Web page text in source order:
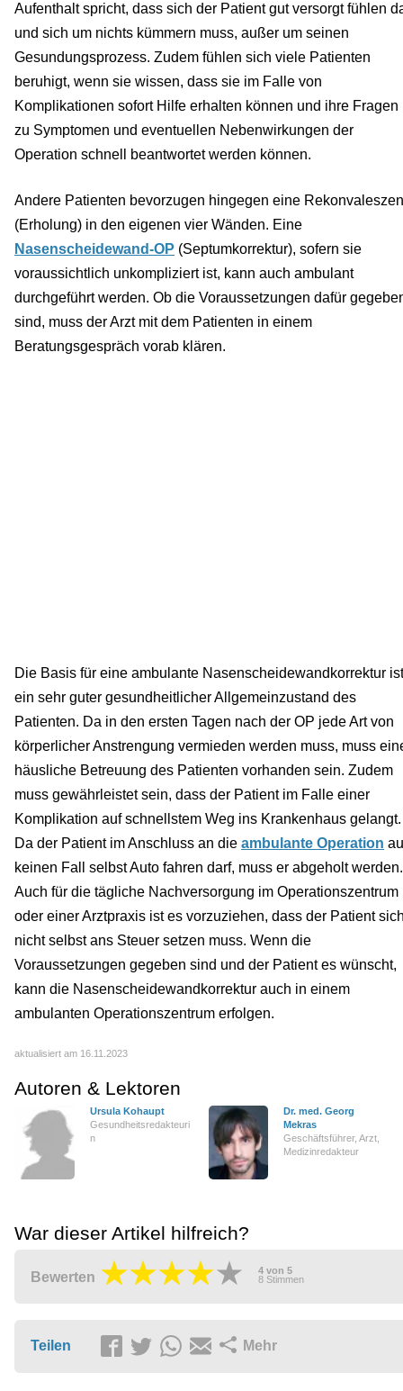
Aufenthalt spricht, dass sich der Patient gut versorgt fühlen
und sich um nichts kümmern muss, außer um seinen
Gesundungsprozess. Zudem fühlen sich viele Patienten
beruhigt, wenn sie wissen, dass sie im Falle von
Komplikationen sofort Hilfe erhalten können und ihre Fragen
zu Symptomen und eventuellen Nebenwirkungen der
Operation schnell beantwortet werden können.
Andere Patienten bevorzugen hingegen eine
(Erholung) in den eigenen vier Wänden. Eine
Nasenscheidewand-OP (Septumkorrektur), sofern sie
voraussichtlich unkompliziert ist, kann auch ambulant
durchgeführt werden. Ob die Voraussetzungen dafür
sind, muss der Arzt mit dem Patienten in einem
Beratungsgespräch vorab klären.
Die Basis für eine ambulante Nasenscheidewandkorrektur ist
ein sehr guter gesundheitlicher Allgemeinzustand des
Patienten. Da in den ersten Tagen nach der OP jede Art von
körperlicher Anstrengung vermieden werden muss, muss
häusliche Betreuung des Patienten vorhanden sein. Zudem
muss gewährleistet sein, dass der Patient im Falle einer
Komplikation auf schnellstem Weg ins Krankenhaus gelangt.
Da der Patient im Anschluss an die ambulante Operation
keinen Fall selbst Auto fahren darf, muss er abgeholt werden.
Auch für die tägliche Nachversorgung im Operationszentrum
oder einer Arztpraxis ist es vorzuziehen, dass der Patient
nicht selbst ans Steuer setzen muss. Wenn die
Voraussetzungen gegeben sind und der Patient es wünscht,
kann die Nasenscheidewandkorrektur auch in einem
ambulanten Operationszentrum erfolgen.
aktualisiert am 16.11.2023
Autoren & Lektoren
Ursula Kohaupt
Gesundheitsredakteuri
n
Dr. med. Georg
Mekras
Geschäftsführer, Arzt,
Medizinredakteur
War dieser Artikel hilfreich?
Bewerten 4 von 5
8 Stimmen
Teilen Mehr